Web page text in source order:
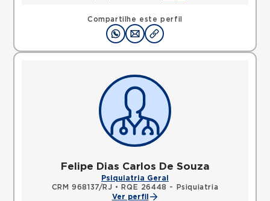
Compartilhe este perfil
Felipe Dias Carlos De Souza
Psiquiatria Geral
CRM 968137/RJ •
RQE 26448 - Psiquiatria
Ver perfil